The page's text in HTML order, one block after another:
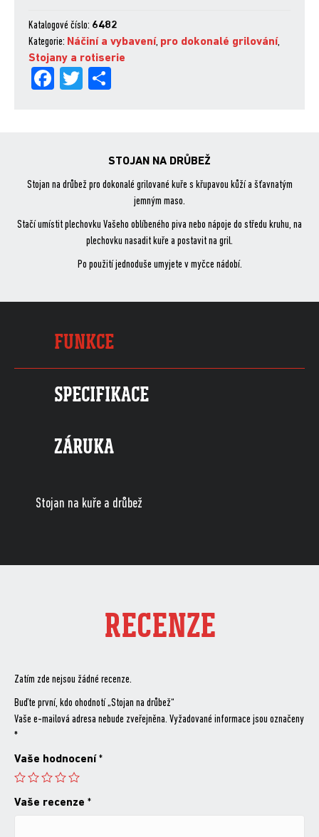
Katalogové číslo: 6482
Kategorie: Náčiní a vybavení, pro dokonalé grilování,
Stojany a rotiserie
Fa
Tw
STOJAN NA DRŮBEŽ
Stojan na drůbež pro dokonalé grilované kuře s křupavou kůží a šťavnatým
jemným maso.
Stačí umístit plechovku Vašeho oblíbeného piva nebo nápoje do středu kruhu, na
plechovku nasadit kuře a postavit na gril.
Po použití jednoduše umyjete v myčce nádobí.
FUNKCE
SPECIFIKACE
ZÁRUKA
Stojan na kuře a drůbež
RECENZE
Zatím zde nejsou žádné recenze.
Buďte první, kdo ohodnotí „Stojan na drůbež“
Vaše e-mailová adresa nebude zveřejněna. Vyžadované informace jsou označeny
*
Vaše hodnocení *
Vaše recenze *